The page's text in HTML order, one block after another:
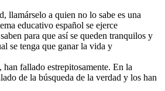
llamárselo a quien no lo sabe es una
educativo español se ejerce
para que así se queden tranquilos y
se tenga que ganar la vida y
fallado estrepitosamente. En la
de la búsqueda de la verdad y los han